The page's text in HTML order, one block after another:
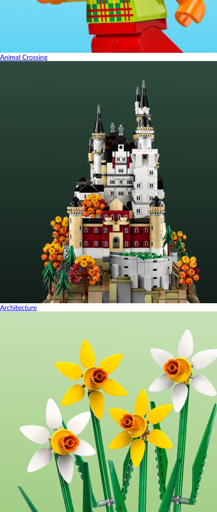
Animal Crossing
Architecture